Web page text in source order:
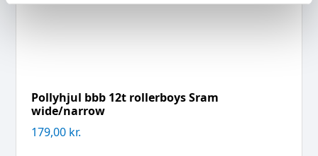
Pollyhjul bbb 12t rollerboys Sram
wide/narrow
179,00 kr.